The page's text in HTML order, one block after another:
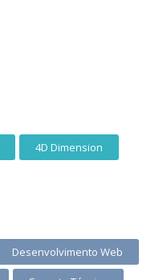
4D Dimension
Desenvolvimento Web